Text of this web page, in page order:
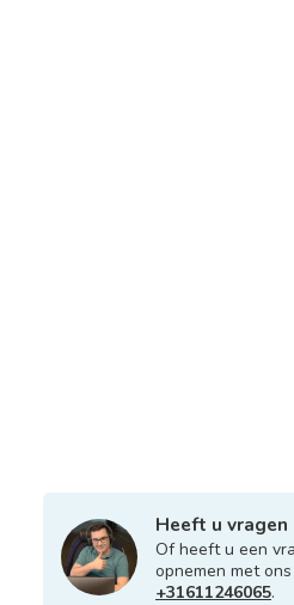
Heeft u
Of heeft u een
opnemen met
+31611246065.